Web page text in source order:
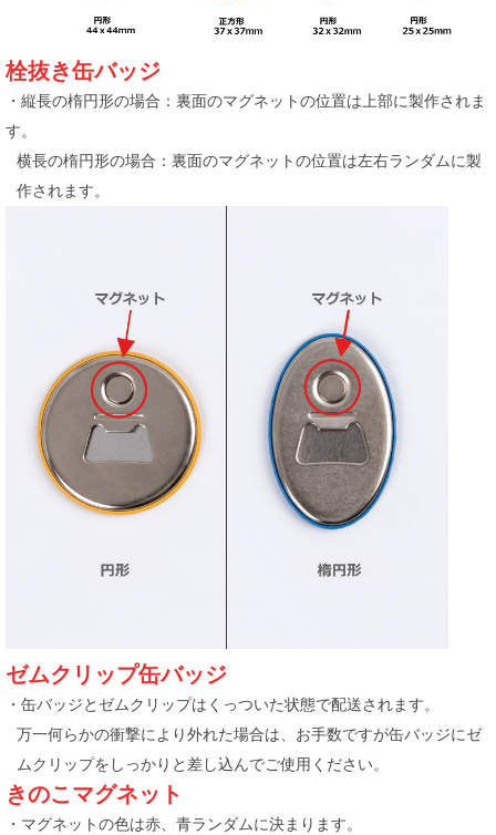
栓抜き缶バッジ
・縦長の楕円形の場合：裏面のマグネットの位置は上部に製作されま
す。
横長の楕円形の場合：裏面のマグネットの位置は左右ランダムに製
作されます。
ゼムクリップ缶バッジ
・缶バッジとゼムクリップはくっついた状態で配送されます。
万一何らかの衝撃により外れた場合は、お手数ですが缶バッジにゼ
ムクリップをしっかりと差し込んでご使用ください。
きのこマグネット
・マグネットの色は赤、青ランダムに決まります。